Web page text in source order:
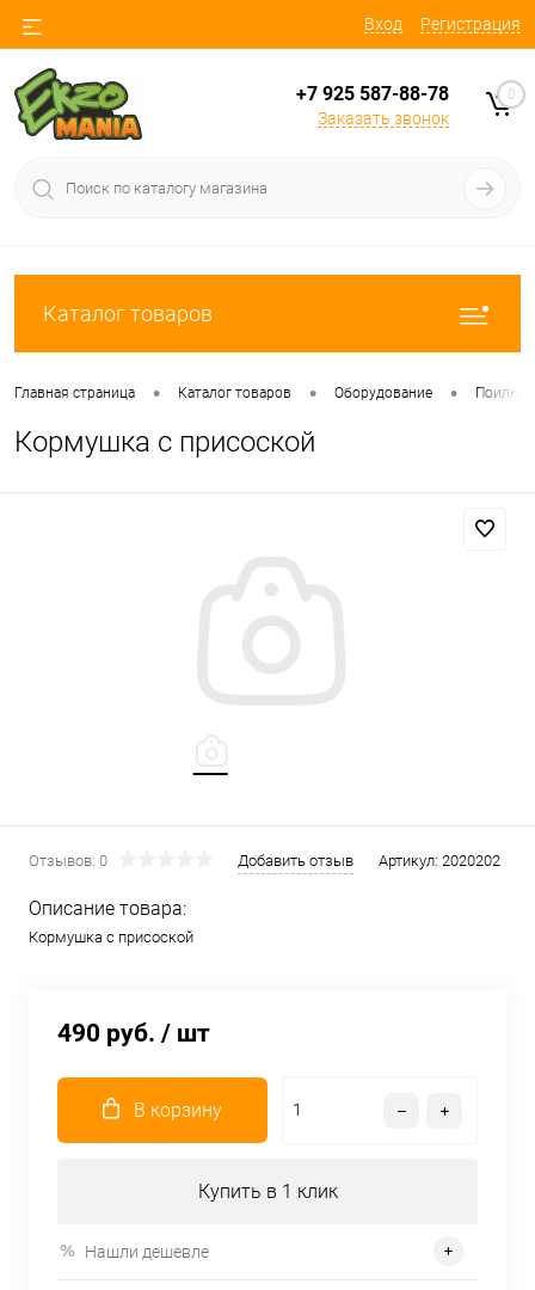
Вход Регистрация
+7 925 587-88-78
Заказать звонок
0
Каталог товаров
Главная страница • Каталог товаров • Оборудование • Поилки
Кормушка с присоской
Отзывов: 0 Добавить отзыв Артикул: 2020202
Описание товара:
Кормушка с присоской
490 руб. / шт
В корзину
Купить в 1 клик
Нашли дешевле